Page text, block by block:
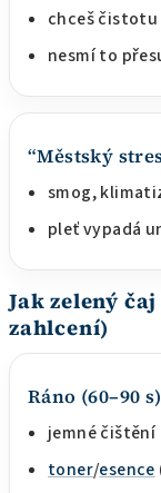
chceš
nesmí to
“Městský
smog,
pleť vypadá
Jak zelený
zahlcení)
Ráno (60–90 s)
jemné
toner/esence